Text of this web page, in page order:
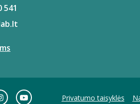
541
Privatumo taisyklės